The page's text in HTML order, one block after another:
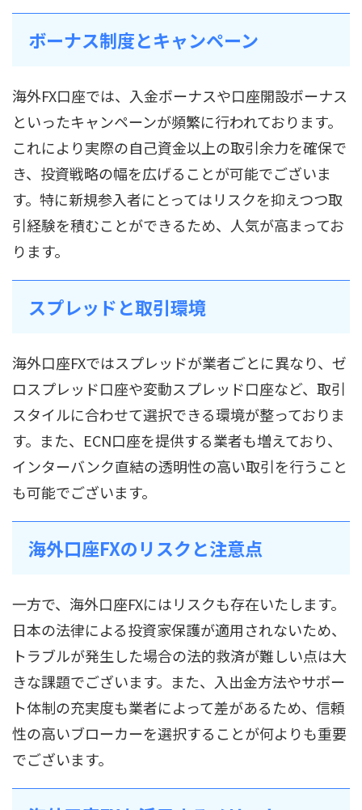
ボーナス制度とキャンペーン
海外FX口座では、入金ボーナスや口座開設ボーナス
といったキャンペーンが頻繁に行われております。
これにより実際の自己資金以上の取引余力を確保で
き、投資戦略の幅を広げることが可能でございま
す。特に新規参入者にとってはリスクを抑えつつ取
引経験を積むことができるため、人気が高まってお
ります。
スプレッドと取引環境
海外口座FXではスプレッドが業者ごとに異なり、ゼ
ロスプレッド口座や変動スプレッド口座など、取引
スタイルに合わせて選択できる環境が整っておりま
す。また、ECN口座を提供する業者も増えており、
インターバンク直結の透明性の高い取引を行うこと
も可能でございます。
海外口座FXのリスクと注意点
一方で、海外口座FXにはリスクも存在いたします。
日本の法律による投資家保護が適用されないため、
トラブルが発生した場合の法的救済が難しい点は大
きな課題でございます。また、入出金方法やサポー
ト体制の充実度も業者によって差があるため、信頼
性の高いブローカーを選択することが何よりも重要
でございます。